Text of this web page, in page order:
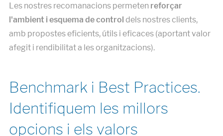
Les nostres recomanacions permeten reforçar
l'ambient i esquema de control dels nostres clients,
amb propostes eficients, útils i eficaces (aportant valor
afegit i rendibilitat a les organitzacions).
Benchmark i Best Practices.
Identifiquem les millors
opcions i els valors